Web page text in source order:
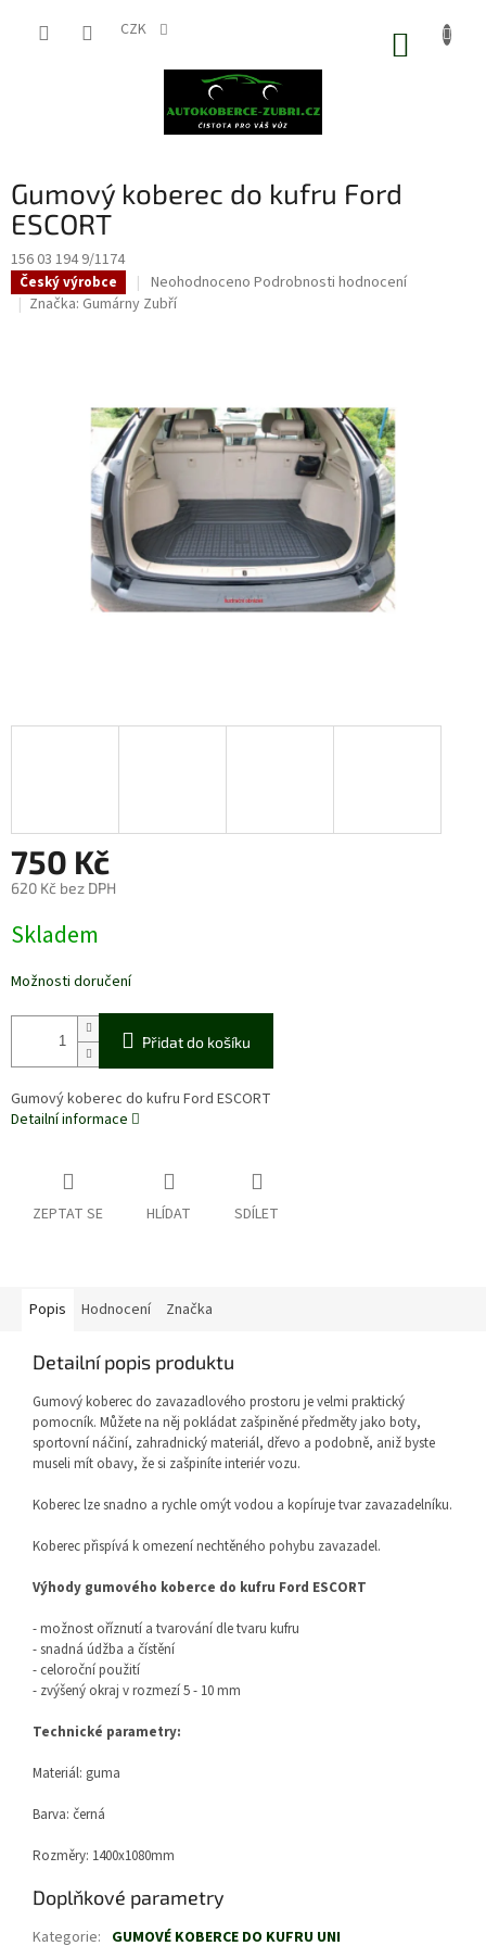
CZK
Gumový koberec do kufru Ford
ESCORT
156 03 194 9/1174
Český výrobce
Průměrné
hodnocení
5
hvězdiček.
Neohodnoceno Podrobnosti hodnocení
Značka: Gumárny Zubří
750 Kč
620 Kč bez DPH
cena:
Skladem
Možnosti doručení
Přidat do košíku
Gumový koberec do kufru Ford ESCORT
Detailní informace
ZEPTAT SE HLÍDAT SDÍLET
Popis Hodnocení Značka
Detailní popis produktu
Gumový koberec do zavazadlového prostoru je velmi praktický
pomocník. Můžete na něj pokládat zašpiněné předměty jako boty,
sportovní náčiní, zahradnický materiál, dřevo a podobně, aniž byste
museli mít obavy, že si zašpiníte interiér vozu.
Koberec lze snadno a rychle omýt vodou a kopíruje tvar zavazadelníku.
Koberec přispívá k omezení nechtěného pohybu zavazadel.
Výhody gumového koberce do kufru Ford ESCORT
- možnost oříznutí a tvarování dle tvaru kufru
- snadná údžba a čístění
- celoroční použití
- zvýšený okraj v rozmezí 5 - 10 mm
Technické parametry:
Materiál: guma
Barva: černá
Rozměry: 1400x1080mm
Doplňkové parametry
Kategorie: GUMOVÉ KOBERCE DO KUFRU UNI